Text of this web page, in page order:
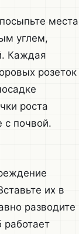
места
углем,
Каждая
розеток
роста
с почвой.
их в
разводите
работает